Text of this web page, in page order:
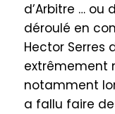
d’Arbitre … ou
déroulé en
Hector Serres
extrêmement
notamment
a fallu faire